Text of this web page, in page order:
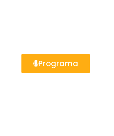
Programa